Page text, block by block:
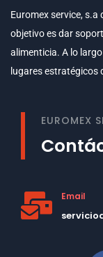
Euromex service, s.a
objetivo es dar
alimenticia. A lo
lugares estratégicos
EUROMEX
Email